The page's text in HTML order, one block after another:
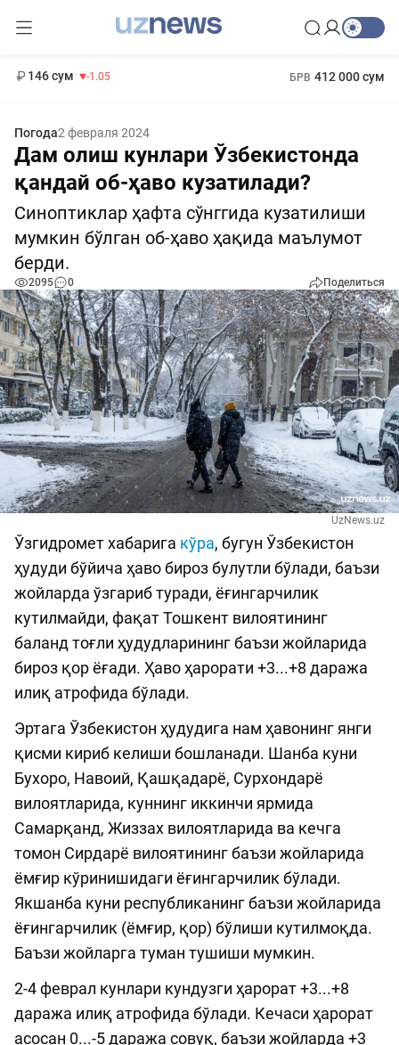
146 сум -1.05 БРВ 412 000 сум
Погода2 февраля 2024
Дам олиш кунлари Ўзбекистонда
қандай об-ҳаво кузатилади?
Синоптиклар ҳафта сўнггида кузатилиши
мумкин бўлган об-ҳаво ҳақида маълумот
берди.
2095 0 Поделиться
UzNews.uz
Ўзгидромет хабарига кўра, бугун Ўзбекистон
ҳудуди бўйича ҳаво бироз булутли бўлади, баъзи
жойларда ўзгариб туради, ёғингарчилик
кутилмайди, фақат Тошкент вилоятининг
баланд тоғли ҳудудларининг баъзи жойларида
бироз қор ёғади. Ҳаво ҳарорати +3...+8 даража
илиқ атрофида бўлади.
Эртага Ўзбекистон ҳудудига нам ҳавонинг янги
қисми кириб келиши бошланади. Шанба куни
Бухоро, Навоий, Қашқадарё, Сурхондарё
вилоятларида, куннинг иккинчи ярмида
Самарқанд, Жиззах вилоятларида ва кечга
томон Сирдарё вилоятининг баъзи жойларида
ёмғир кўринишидаги ёғингарчилик бўлади.
Якшанба куни республиканинг баъзи жойларида
ёғингарчилик (ёмғир, қор) бўлиши кутилмоқда.
Баъзи жойларга туман тушиши мумкин.
2-4 феврал кунлари кундузги ҳарорат +3...+8
даража илиқ атрофида бўлади. Кечаси ҳарорат
асосан 0...-5 даража совуқ, баъзи жойларда +3